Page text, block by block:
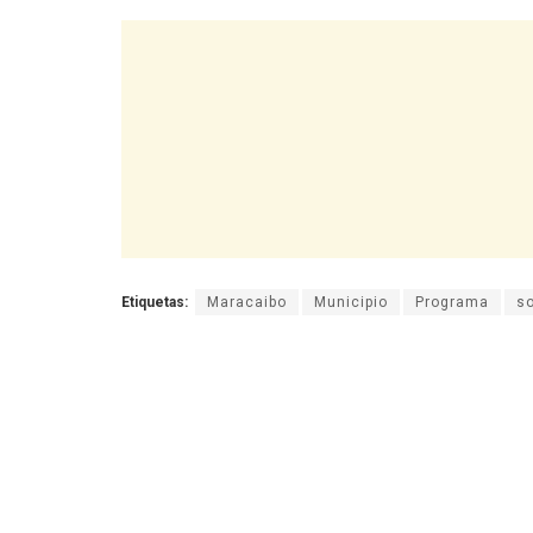
Etiquetas: Maracaibo Municipio Programa